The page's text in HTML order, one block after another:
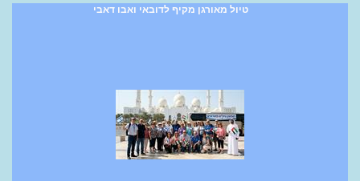
טיול מאורגן מקיף לדובאי ואבו דאבי